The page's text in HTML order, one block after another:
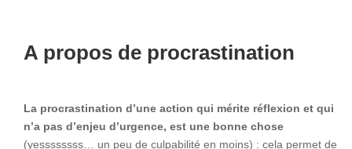
A propos de procrastination
La procrastination d’une action qui mérite réflexion et qui
n’a pas d’enjeu d’urgence, est une bonne chose
(yessssssss… un peu de culpabilité en moins) : cela permet de